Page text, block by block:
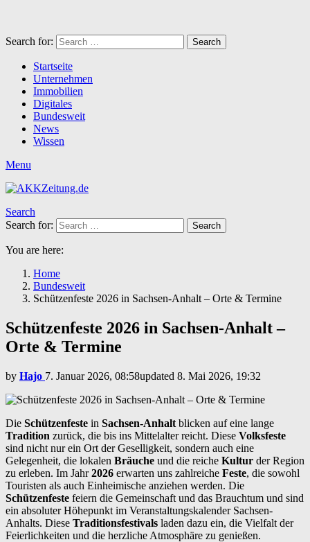
Search for: Search
Startseite
Unternehmen
Immobilien
Digitales
Bundesweit
News
Wissen
Menu
Search
Search for:
Search
You are here:
Home
Bundesweit
Schützenfeste 2026 in Sachsen-Anhalt – Orte & Termine
Schützenfeste 2026 in Sachsen-Anhalt –
Orte & Termine
by Hajo 7. Januar 2026, 08:58updated 8. Mai 2026, 19:32
Die Schützenfeste in Sachsen-Anhalt blicken auf eine lange
Tradition zurück, die bis ins Mittelalter reicht. Diese Volksfeste
sind nicht nur ein Ort der Geselligkeit, sondern auch eine
Gelegenheit, die lokalen Bräuche und die reiche Kultur der Region
zu erleben. Im Jahr2026 erwarten uns zahlreiche Feste, die sowohl
Touristen als auch Einheimische anziehen werden. Die
Schützenfeste feiern die Gemeinschaft und das Brauchtum und sind
ein absoluter Höhepunkt im Veranstaltungskalender Sachsen-
Anhalts. Diese Traditionsfestivals laden dazu ein, die Vielfalt der
Feierlichkeiten und die herzliche Atmosphäre zu genießen.